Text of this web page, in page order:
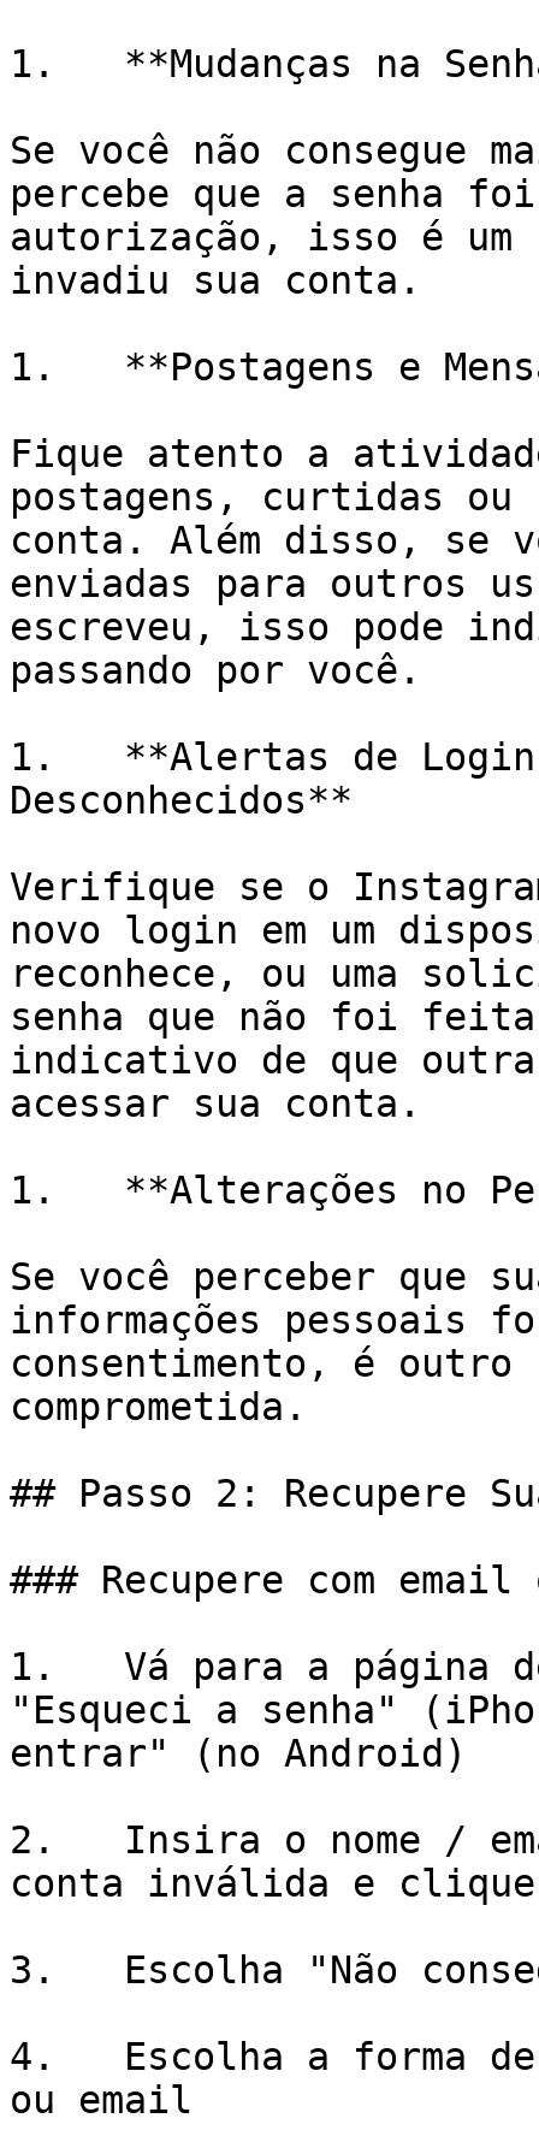
1.   **Mudanças na
Se você não consegue
percebe que a senha
autorização, isso é um
invadiu sua conta.
1.   **Postagens e
Fique atento a
postagens, curtidas ou
conta. Além disso, se
enviadas para outros
escreveu, isso pode
passando por você.
1.   **Alertas de Login
Desconhecidos**
Verifique se o
novo login em um
reconhece, ou uma
senha que não foi
indicativo de que
acessar sua conta.
1.   **Alterações no
Se você perceber que
informações pessoais
consentimento, é
comprometida.
## Passo 2: Recupere
### Recupere com
1.   Vá para a página
"Esqueci a senha"
entrar" (no Android)
2.   Insira o nome /
conta inválida e clique
3.   Escolha "Não
4.   Escolha a forma
ou email